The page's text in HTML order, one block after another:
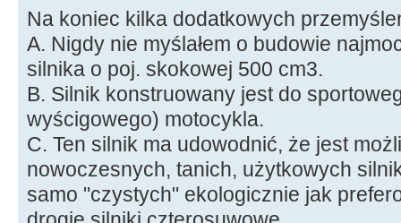
Na koniec kilka dodatkowych
A. Nigdy nie myślałem o budowie
silnika o poj. skokowej 500 cm3.
B. Silnik konstruowany jest do
wyścigowego) motocykla.
C. Ten silnik ma udowodnić, że jest
nowoczesnych, tanich, użytkowych
samo "czystych" ekologicznie jak